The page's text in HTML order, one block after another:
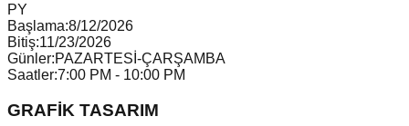
PY
Başlama:8/12/2026
Bitiş:11/23/2026
Günler:PAZARTESİ-ÇARŞAMBA
Saatler:7:00 PM - 10:00 PM
GRAFİK TASARIM